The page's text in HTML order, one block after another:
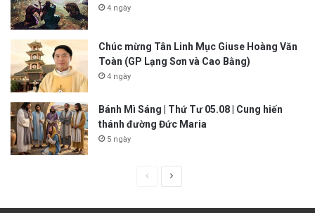
4 ngày
Chúc mừng Tân Linh Mục Giuse Hoàng Văn
Toàn (GP Lạng Sơn và Cao Bằng)
4 ngày
Bánh Mì Sáng | Thứ Tư 05.08 | Cung hiến
thánh đường Đức Maria
5 ngày